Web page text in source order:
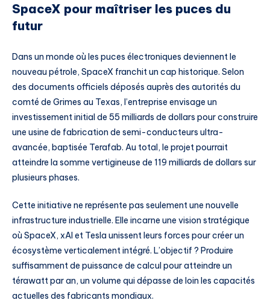
SpaceX pour maîtriser les puces du
futur
Dans un monde où les puces électroniques deviennent le
nouveau pétrole, SpaceX franchit un cap historique. Selon
des documents officiels déposés auprès des autorités du
comté de Grimes au Texas, l’entreprise envisage un
investissement initial de 55 milliards de dollars pour construire
une usine de fabrication de semi-conducteurs ultra-
avancée, baptisée Terafab. Au total, le projet pourrait
atteindre la somme vertigineuse de 119 milliards de dollars sur
plusieurs phases.
Cette initiative ne représente pas seulement une nouvelle
infrastructure industrielle. Elle incarne une vision stratégique
où SpaceX, xAI et Tesla unissent leurs forces pour créer un
écosystème verticalement intégré. L’objectif ? Produire
suffisamment de puissance de calcul pour atteindre un
térawatt par an, un volume qui dépasse de loin les capacités
actuelles des fabricants mondiaux.